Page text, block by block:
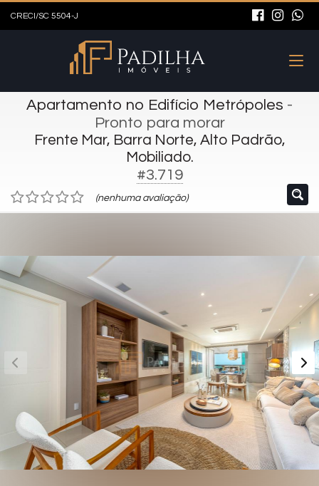
CRECI/SC 5504-J
Apartamento no Edifício Metrópoles -
Pronto para morar
Frente Mar, Barra Norte, Alto Padrão,
Mobiliado.
#3.719
(nenhuma avaliação)